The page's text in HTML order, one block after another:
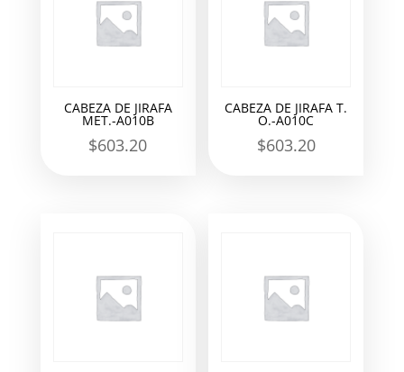
CABEZA DE JIRAFA
MET.-A010B
$603.20
CABEZA DE JIRAFA T.
O.-A010C
$603.20